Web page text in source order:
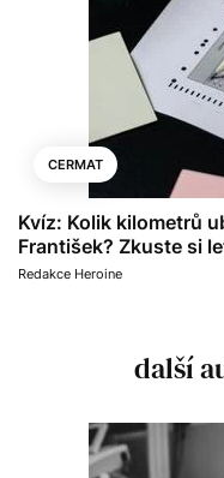
CERMAT
Kvíz: Kolik kilometrů
František? Zkuste si
Redakce Heroine
další